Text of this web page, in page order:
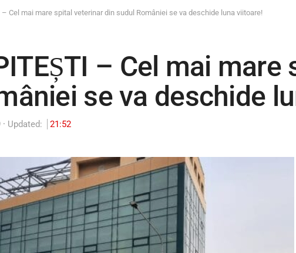
– Cel mai mare spital veterinar din sudul României se va deschide luna viitoare!
– Cel mai
se va deschide
Updated:
21:52